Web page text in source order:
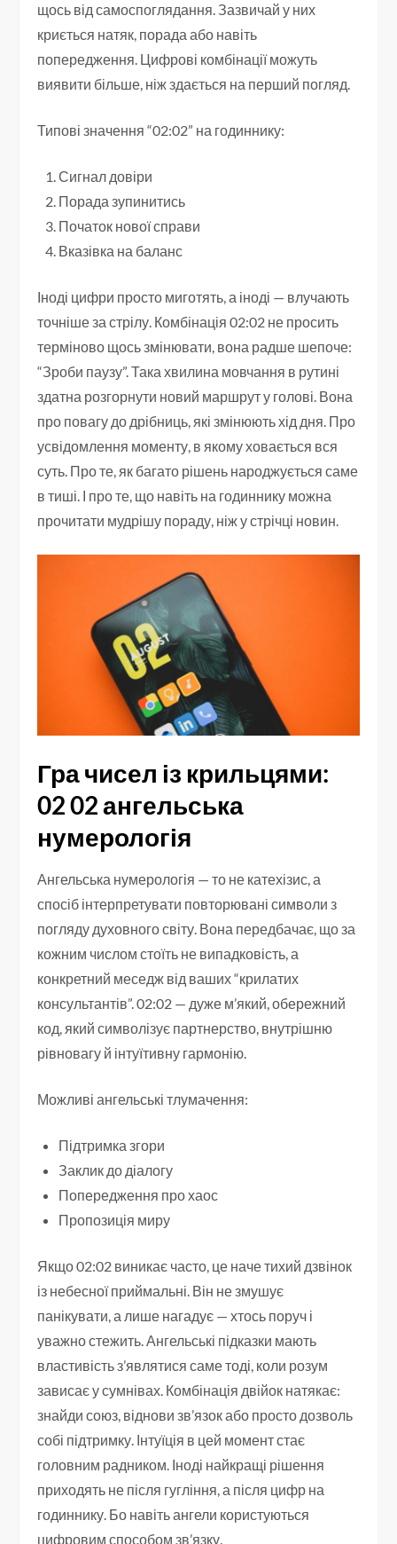
щось від самоспоглядання. Зазвичай у них
криється натяк, порада або навіть
попередження. Цифрові комбінації можуть
виявити більше, ніж здається на перший погляд.
Типові значення “02:02” на годиннику:
Сигнал довіри
Порада зупинитись
Початок нової справи
Вказівка на баланс
Іноді цифри просто миготять, а іноді — влучають
точніше за стрілу. Комбінація 02:02 не просить
терміново щось змінювати, вона радше шепоче:
“Зроби паузу”. Така хвилина мовчання в рутині
здатна розгорнути новий маршрут у голові. Вона
про повагу до дрібниць, які змінюють хід дня. Про
усвідомлення моменту, в якому ховається вся
суть. Про те, як багато рішень народжується саме
в тиші. І про те, що навіть на годиннику можна
прочитати мудрішу пораду, ніж у стрічці новин.
Гра чисел із крильцями:
02 02 ангельська
нумерологія
Ангельська нумерологія — то не катехізис, а
спосіб інтерпретувати повторювані символи з
погляду духовного світу. Вона передбачає, що за
кожним числом стоїть не випадковість, а
конкретний меседж від ваших “крилатих
консультантів”. 02:02 — дуже м’який, обережний
код, який символізує партнерство, внутрішню
рівновагу й інтуїтивну гармонію.
Можливі ангельські тлумачення:
Підтримка згори
Заклик до діалогу
Попередження про хаос
Пропозиція миру
Якщо 02:02 виникає часто, це наче тихий дзвінок
із небесної приймальні. Він не змушує
панікувати, а лише нагадує — хтось поруч і
уважно стежить. Ангельські підказки мають
властивість з’являтися саме тоді, коли розум
зависає у сумнівах. Комбінація двійок натякає:
знайди союз, віднови зв’язок або просто дозволь
собі підтримку. Інтуїція в цей момент стає
головним радником. Іноді найкращі рішення
приходять не після гугління, а після цифр на
годиннику. Бо навіть ангели користуються
цифровим способом зв’язку.